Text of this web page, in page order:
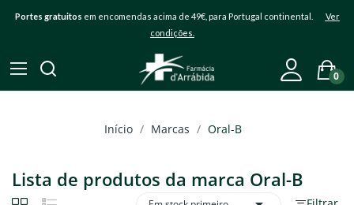
Portes gratuitos em encomendas acima de 49€, para Portugal continental. Ver
condições.
0
Início Marcas Oral-B
Lista de produtos da marca Oral-B